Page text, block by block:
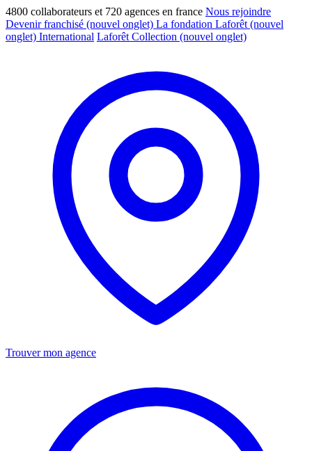
4800 collaborateurs et 720 agences en france Nous rejoindre
Devenir franchisé (nouvel onglet) La fondation Laforêt (nouvel
onglet) International Laforêt Collection (nouvel onglet)
Trouver mon agence